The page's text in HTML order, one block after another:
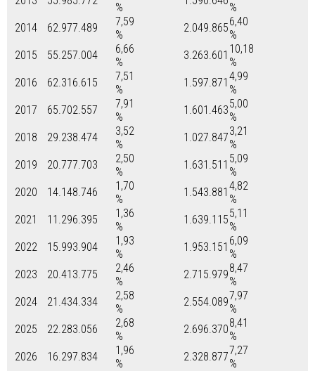
%
%
2014
62.977.489
7,59
%
2.049.8656,40
%
2015
55.257.004
6,66
%
3.263.601 10,18
%
2016
62.316.615
7,51
%
1.597.871 4,99
%
2017
65.702.557
7,91
%
1.601.4635,00
%
2018
29.238.474
3,52
%
1.027.8473,21
%
2019
20.777.703
2,50
%
1.631.511 5,09
%
2020
14.148.746
1,70
%
1.543.881 4,82
%
2021
11.296.395
1,36
%
1.639.1155,11
%
2022
15.993.904
1,93
%
1.953.151 6,09
%
2023
20.413.775
2,46
%
2.715.9798,47
%
2024
21.434.334
2,58
%
2.554.0897,97
%
2025
22.283.056
2,68
%
2.696.3708,41
%
2026
16.297.834
1,96
%
2.328.8777,27
%